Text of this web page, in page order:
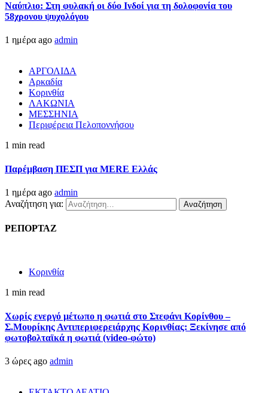
Ναύπλιο: Στη φυλακή οι δύο Ινδοί για τη δολοφονία του
58χρονου ψυχολόγου
1 ημέρα ago admin
ΑΡΓΟΛΙΔΑ
Αρκαδία
Κορινθία
ΛΑΚΩΝΙΑ
ΜΕΣΣΗΝΙΑ
Περιφέρεια Πελοποννήσου
1 min read
Παρέμβαση ΠΕΣΠ για MERE Ελλάς
1 ημέρα ago admin
Αναζήτηση για:
ΡΕΠΟΡΤΑΖ
Κορινθία
1 min read
Χωρίς ενεργό μέτωπο η φωτιά στο Στεφάνι Κορίνθου –
Σ.Μουρίκης Αντιπεριφερειάρχης Κορινθίας: Ξεκίνησε από
φωτοβολταϊκά η φωτιά (video-φώτο)
3 ώρες ago admin